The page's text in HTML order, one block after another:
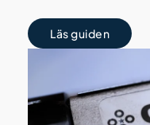
Läs guiden